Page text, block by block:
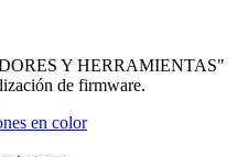
Y HERRAMIENTAS"
de firmware.
en color